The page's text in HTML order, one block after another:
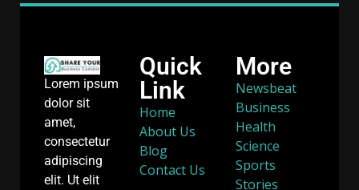
Lorem ipsum
dolor sit
amet,
consectetur
adipiscing
elit. Ut elit
Quick
Link
Home
About Us
Blog
Contact Us
More
Newsbeat
Business
Health
Science
Sports
Stories